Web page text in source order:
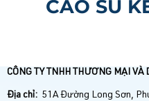
CAO SU
CÔNG TY TNHH THƯƠNG MẠI VÀ
Địa chỉ: 51A Đường Long Sơn,